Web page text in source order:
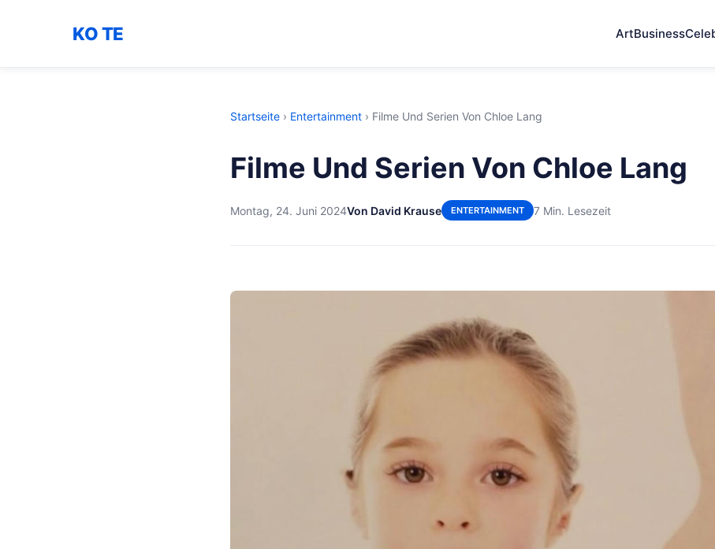
KO TE ArtBusiness
Startseite › Entertainment › Filme Und Serien Von Chloe Lang
Filme Und Serien Von Chloe Lang
Montag, 24. Juni 2024Von David Krause ENTERTAINMENT 7 Min. Lesezeit